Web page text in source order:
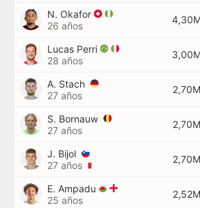
N. Okafor
26 años
Lucas Perri
28 años
A. Stach
27 años
2,70M
S. Bornauw
27 años
2,70M
J. Bijol
27 años
2,70M
E. Ampadu
25 años
2,52M